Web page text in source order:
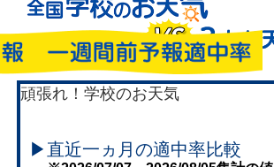
頑張れ！学校のお天気
▶直近一ヵ月の適中率比較